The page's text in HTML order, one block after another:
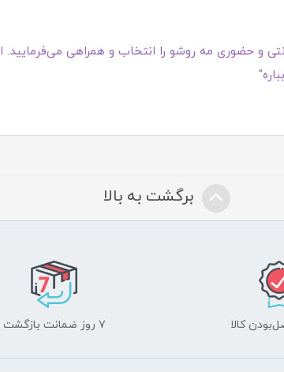
و حضوری مه روشو را انتخاب و همراهی می‌فرمایید.
برگشت به بالا
کالا ۷ روز ضمانت بازگشت